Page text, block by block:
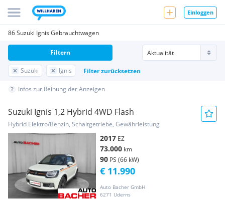
Einloggen
86 Suzuki Ignis Gebrauchtwagen
Suzuki Ignis Filter zurücksetzen
Filtern
Infos zur Reihung der Anzeigen
Suzuki Ignis 1,2 Hybrid 4WD Flash
Hybrid Elektro/Benzin, Schaltgetriebe, Gewährleistung
2017 EZ
73.000 km
90 PS (66 kW)
Auto Bacher GmbH
6271 Uderns
€ 11.990